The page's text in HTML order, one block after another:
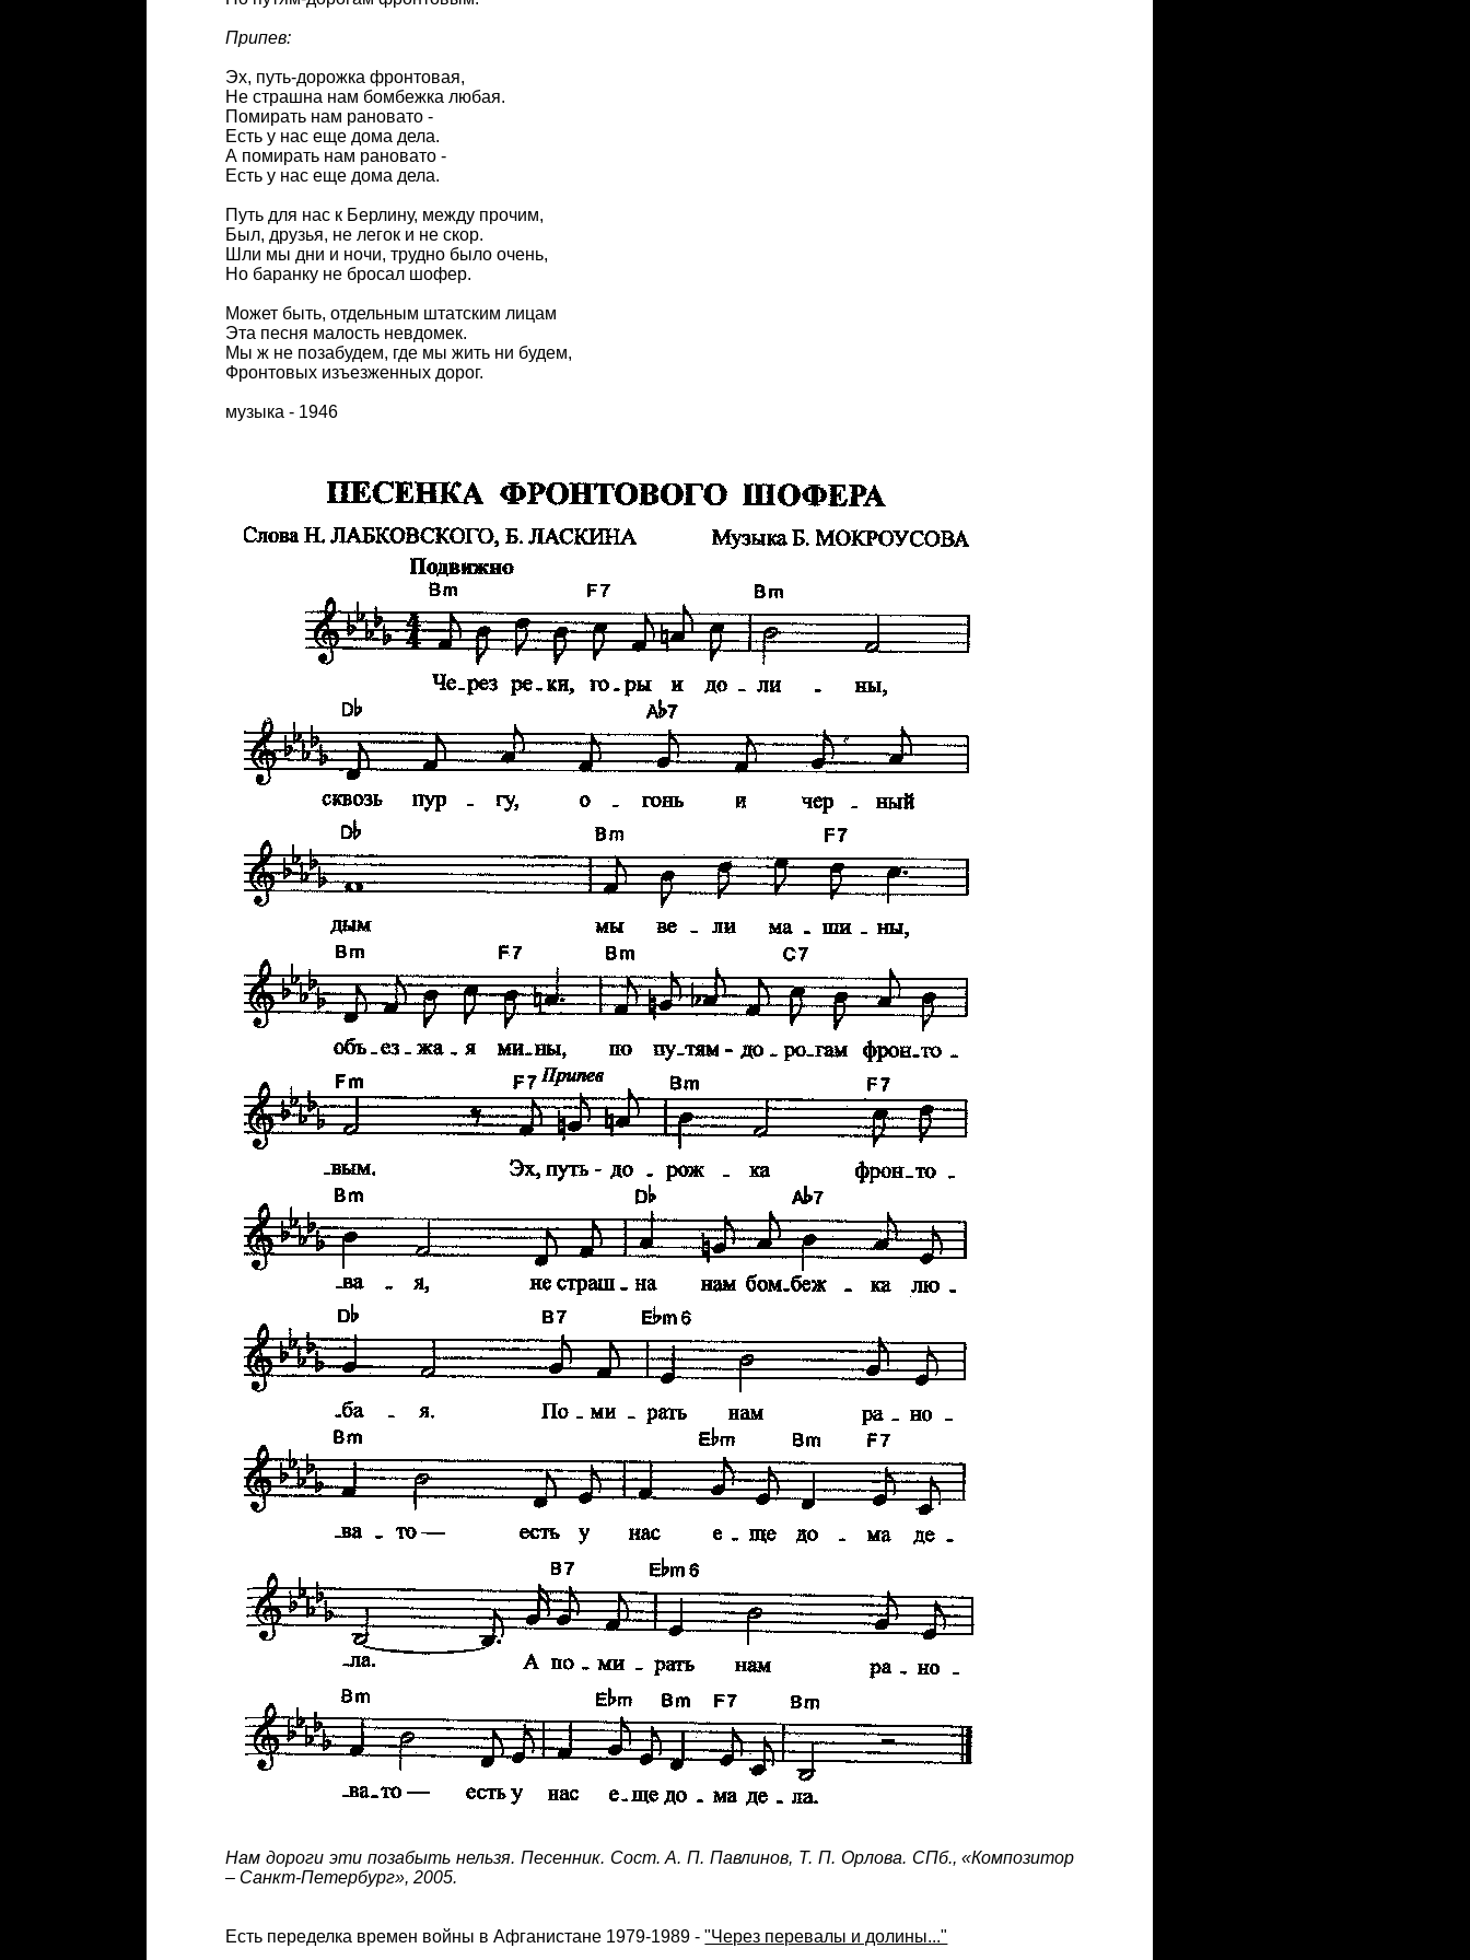
Припев:
Эх, путь-дорожка фронтовая,
Не страшна нам бомбежка любая.
Помирать нам рановато -
Есть у нас еще дома дела.
А помирать нам рановато -
Есть у нас еще дома дела.
Путь для нас к Берлину, между прочим,
Был, друзья, не легок и не скор.
Шли мы дни и ночи, трудно было очень,
Но баранку не бросал шофер.
Может быть, отдельным штатским лицам
Эта песня малость невдомек.
Мы ж не позабудем, где мы жить ни будем,
Фронтовых изъезженных дорог.
музыка - 1946
Нам дороги эти позабыть нельзя. Песенник. Сост. А. П. Павлинов, Т. П. Орлова. СПб., «Композитор
– Санкт-Петербург», 2005.
Есть переделка времен войны в Афганистане 1979-1989 -"Через перевалы и долины..."